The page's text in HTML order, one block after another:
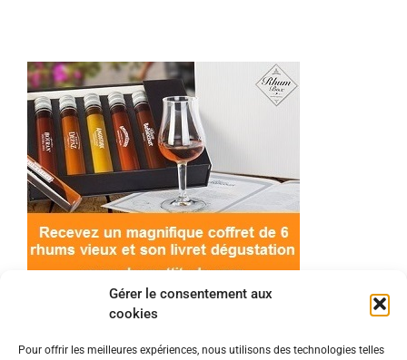
Gérer le consentement aux
cookies
Pour offrir les meilleures expériences, nous utilisons des technologies telles